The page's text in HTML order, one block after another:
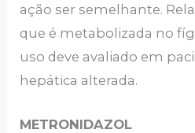
ação ser semelhante.
que é metabolizada no
uso deve avaliado em
hepática alterada.
METRONIDAZOL